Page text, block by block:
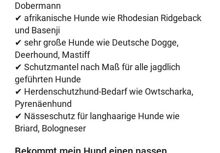
Dobermann
✔ afrikanische Hunde wie Rhodesian Ridgeback
und Basenji
✔ sehr große Hunde wie Deutsche Dogge,
Deerhound, Mastiff
✔ Schutzmantel nach Maß für alle jagdlich
geführten Hunde
✔ Herdenschutzhund-Bedarf wie Owtscharka,
Pyrenäenhund
✔ Nässeschutz für langhaarige Hunde wie
Briard, Bologneser